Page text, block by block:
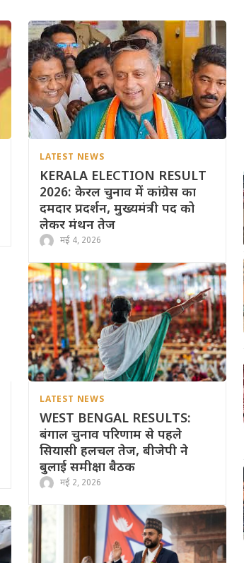
LATEST NEWS
KERALA ELECTION RESULT
2026: केरल चुनाव में कांग्रेस का
दमदार प्रदर्शन, मुख्यमंत्री पद को
लेकर मंथन तेज
मई 4, 2026
LATEST NEWS
WEST BENGAL RESULTS:
बंगाल चुनाव परिणाम से पहले
सियासी हलचल तेज, बीजेपी ने
बुलाई समीक्षा बैठक
मई 2, 2026